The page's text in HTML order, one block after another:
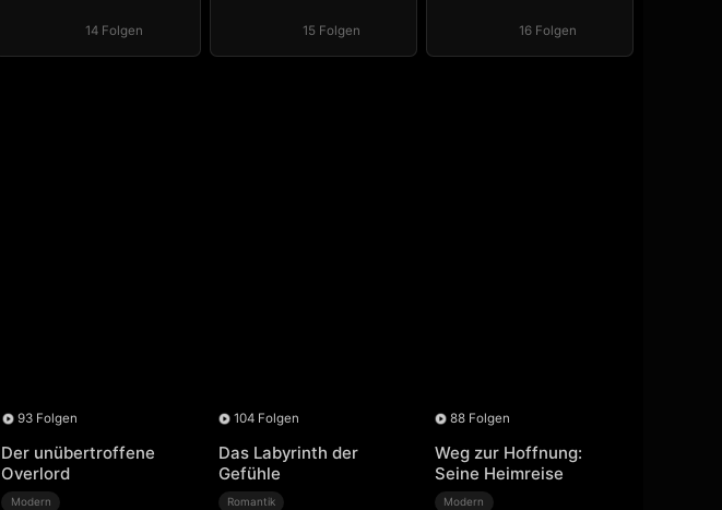
14 Folgen 15 Folgen 16 Folgen
93 Folgen
Der unübertroffene
Overlord
Modern
104 Folgen
Das Labyrinth der
Gefühle
Romantik
88 Folgen
Weg zur Hoffnung:
Seine Heimreise
Modern